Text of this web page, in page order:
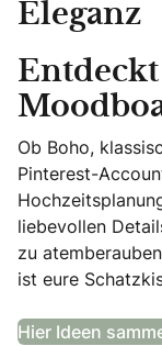
Eleganz
Ob Boho,
Pinterest-
liebevollen
zu
ist eure
Hier Ideen